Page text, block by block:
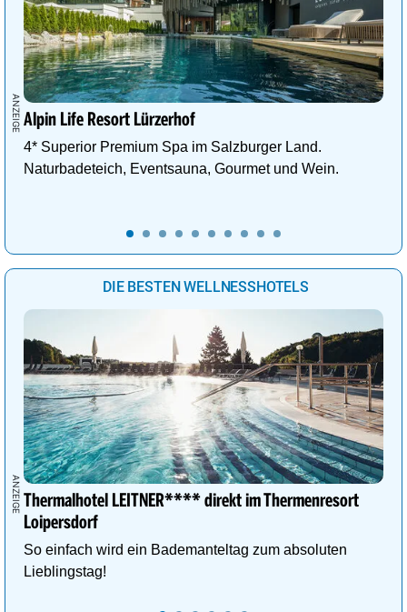
Alpin Life Resort Lürzerhof
4* Superior Premium Spa im Salzburger Land.
Naturbadeteich, Eventsauna, Gourmet und Wein.
DIE BESTEN WELLNESSHOTELS
Thermalhotel LEITNER**** direkt im Thermenresort
Loipersdorf
So einfach wird ein Bademanteltag zum absoluten
Lieblingstag!